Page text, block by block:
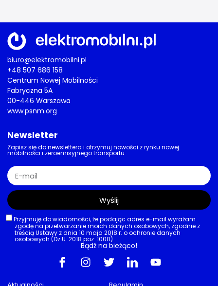
biuro@elektromobilni.pl
+48 507 686 158
Centrum Nowej Mobilności
Fabryczna 5A
00-446 Warszawa
www.psnm.org
Newsletter
Zapisz się do newslettera i otrzymuj nowości z rynku nowej
mobilności i zeroemisyjnego transportu
Przyjmuję do wiadomości, że podając adres e-mail wyrażam
zgodę na przetwarzanie moich danych osobowych, zgodnie z
treścią Ustawy z dnia 10 maja 2018 r. o ochronie danych
osobowych (Dz.U. 2018 poz. 1000).
Wyślij
Bądź na bieżąco!